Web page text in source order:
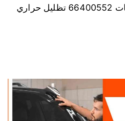
تظليل سيارات الصليبيخات 66400552 تظليل حراري